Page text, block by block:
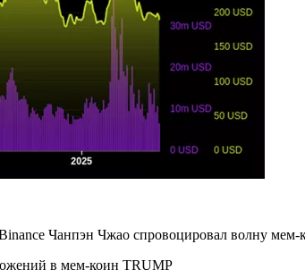
Чанпэн Чжао спровоцировал волну мем-
в мем-коин TRUMP